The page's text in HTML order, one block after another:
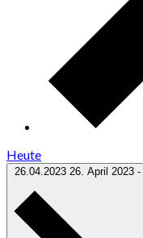
Heute
26.04.2023 26. April 2023 -